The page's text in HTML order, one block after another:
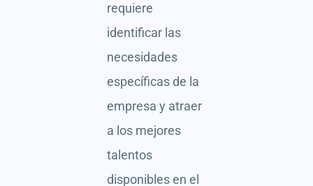
requiere
identificar las
necesidades
específicas de la
empresa y atraer
a los mejores
talentos
disponibles en el